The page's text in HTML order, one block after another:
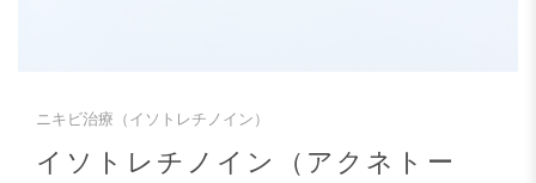
ニキビ治療（イソトレチノイン）
イソトレチノイン（アクネトー